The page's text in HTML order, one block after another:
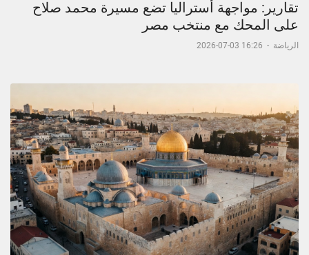
تقارير: مواجهة أستراليا تضع مسيرة محمد صلاح
على المحك مع منتخب مصر
الرياضة -
16:26 03-07-2026